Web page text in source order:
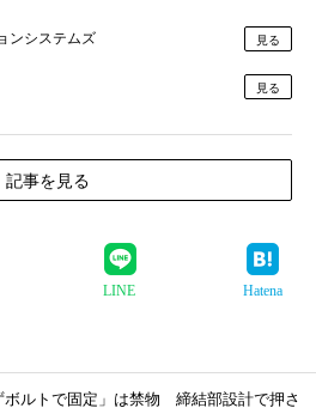
ンシステムズ 見る
見る
記事を見る
LINE Hatena
ボルトで固定」は禁物 締結部設計で押さ